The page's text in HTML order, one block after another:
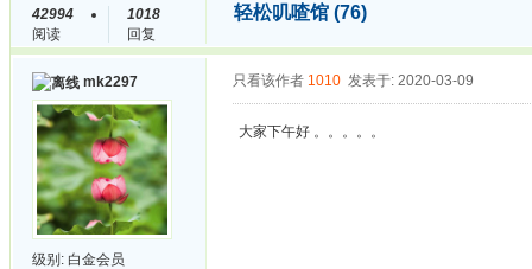
42994
阅读
1018
回复
轻松叽喳馆 (76)
mk2297
级别: 白金会员
只看该作者 1010 发表于: 2020-03-09
大家下午好 。。。。。